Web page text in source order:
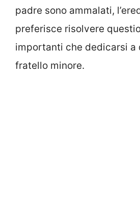
padre sono ammalati,
preferisce risolvere
importanti che dedicarsi a
fratello minore.